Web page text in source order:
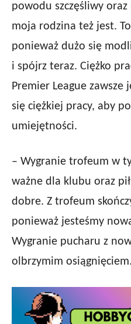
powodu szczęśliwy
moja rodzina też jest.
ponieważ dużo się
i spójrz teraz. Ciężko
Premier League zawsze
się ciężkiej pracy, aby
umiejętności.
– Wygranie trofeum w
ważne dla klubu oraz
dobre. Z trofeum
ponieważ jesteśmy
Wygranie pucharu z
olbrzymim osiągnięciem.